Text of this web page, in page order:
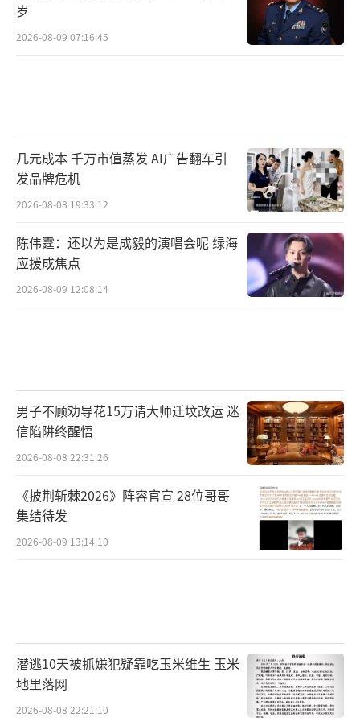
岁
2026-08-09 07:16:45
几元成本 千万市值蒸发 AI广告翻车引
发品牌危机
2026-08-08 19:33:12
陈伟霆：还以为是成毅的演唱会呢 绿海
应援成焦点
2026-08-09 12:08:14
男子不顾劝导花15万请大师迁坟改运 迷
信陷阱终醒悟
2026-08-08 22:31:26
《披荆斩棘2026》阵容官宣 28位哥哥
集结待发
2026-08-09 13:14:10
潜逃10天被抓嫌犯疑靠吃玉米维生 玉米
地里落网
2026-08-08 22:21:10